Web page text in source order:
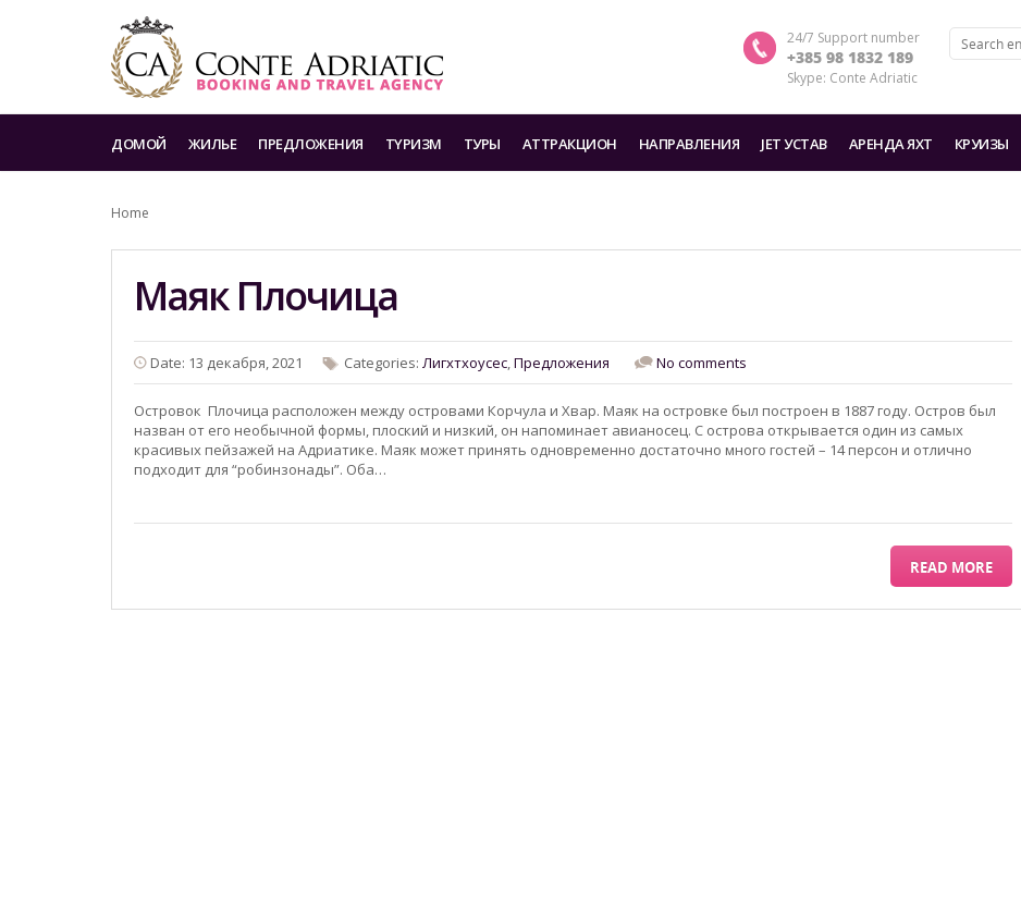
24/7 Support number
+385 98 1832 189
Skype: Conte Adriatic
ДОМОЙ ЖИЛЬЕ ПРЕДЛОЖЕНИЯ TYРИЗМ ТУРЫ AТТРАКЦИОН HАПРАВЛЕНИЯ JET УСТАВ АРЕНДА ЯХТ КРУИЗЫ
Home
Маяк Плочица
Date: 13 декабря, 2021 Categories: Лигхтхоусес,Предложения No comments
Островок Плочица расположен между островами Корчула и Хвар. Маяк на островке был построен в 1887 году. Остров был
назван от его необычной формы, плоский и низкий, он напоминает авианосец. С острова открывается один из самых
красивых пейзажей на Адриатике. Маяк может принять одновременно достаточно много гостей – 14 персон и отлично
подходит для “робинзонады”. Оба…
READ MORE